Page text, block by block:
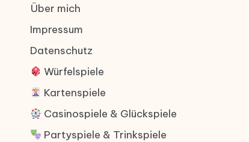
Über mich
Impressum
Datenschutz
Würfelspiele
Kartenspiele
Casinospiele & Glückspiele
Partyspiele & Trinkspiele